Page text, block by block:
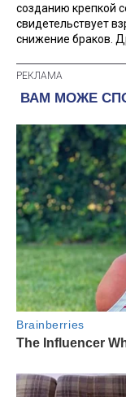
созданию крепкой
свидетельствует
снижение браков.